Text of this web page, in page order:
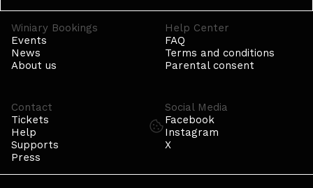
Winiary Bookings
Events
News
About us
Help Center
FAQ
Terms and conditions
Parental consent
Contact
Tickets
Help
Supports
Press
Social Media
Facebook
Instagram
X